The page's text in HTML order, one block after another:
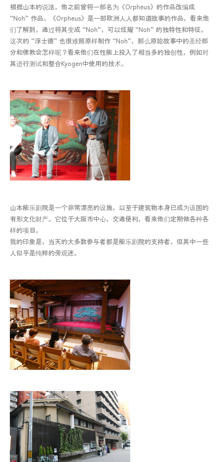
根据山本的说法，他之前曾将一部名为《Orpheus》的作品改编成
“Noh” 作品。《Orpheus》是一部欧洲人人都知道故事的作品，看来他
们了解到，通过将其变成 “Noh”，可以炫耀 “Noh” 的独特性和特征。
这次的 “浮士德” 也很难照原样制作 “Noh”，那么原始故事中的圣经部
分和佛教会怎样呢？看来他们在性能上投入了相当多的独创性，例如对
其进行测试和整合Kyogen中使用的技术。
山本能乐剧院是一个非常漂亮的设施，以至于建筑物本身已成为该国的
有形文化财产。它位于大阪市中心，交通便利，看来他们定期做各种各
样的项目。
我的印象是，当天的大多数参与者都是能乐剧院的支持者，但其中一些
人似乎是纯粹的旁观迷。